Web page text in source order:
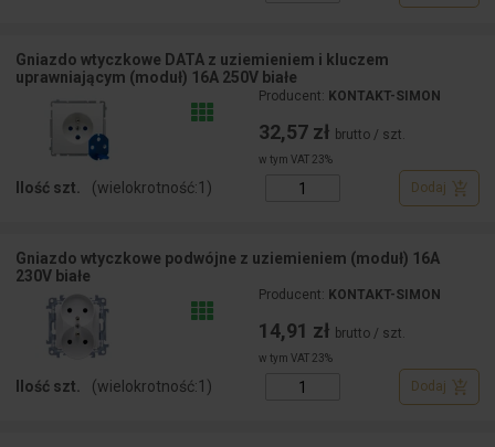
Gniazdo wtyczkowe DATA z uziemieniem i kluczem
uprawniającym (moduł) 16A 250V białe
Producent: KONTAKT-SIMON
32,57 zł brutto / szt.
w tym VAT 23%
Ilość szt. (wielokrotność:1 ) Dodaj
Gniazdo wtyczkowe podwójne z uziemieniem (moduł) 16A
230V białe
Producent: KONTAKT-SIMON
14,91 zł brutto / szt.
w tym VAT 23%
Ilość szt. (wielokrotność:1 ) Dodaj